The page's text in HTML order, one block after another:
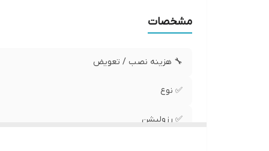
مشخصات
🔧 هزینه نصب / تعویض
✅ نوع
✅ رزولیشن